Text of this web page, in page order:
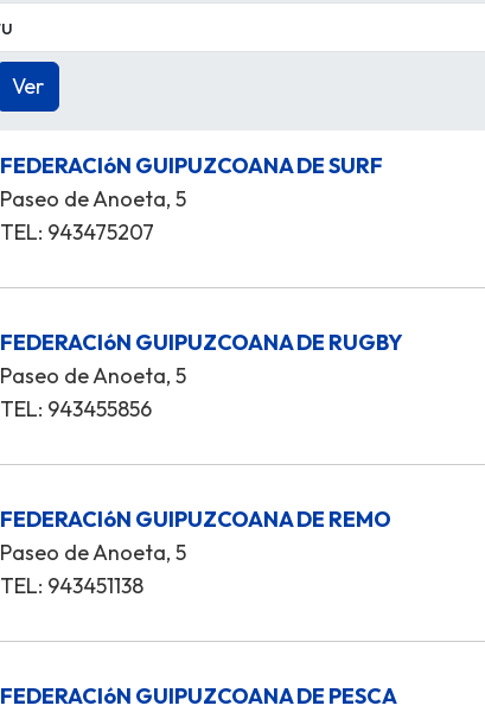
FEDERACIóN GUIPUZCOANA DE SURF
Paseo de Anoeta, 5
TEL: 943475207
FEDERACIóN GUIPUZCOANA DE RUGBY
Paseo de Anoeta, 5
TEL: 943455856
FEDERACIóN GUIPUZCOANA DE REMO
Paseo de Anoeta, 5
TEL: 943451138
FEDERACIóN GUIPUZCOANA DE PESCA